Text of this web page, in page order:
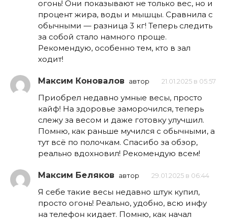
огонь! Они показывают не только вес, но и
процент жира, воды и мышцы. Сравнила с
обычными — разница 3 кг! Теперь следить
за собой стало намного проще.
Рекомендую, особенно тем, кто в зал
ходит!
Максим Коновалов автор 21.01.2025 в 05:57
Приобрел недавно умные весы, просто
кайф! На здоровье заморочился, теперь
слежу за весом и даже готовку улучшил.
Помню, как раньше мучился с обычными, а
тут всё по полочкам. Спасибо за обзор,
реально вдохновил! Рекомендую всем!
Максим Беляков автор 29.01.2025 в 06:44
Я себе такие весы недавно штук купил,
просто огонь! Реально, удобно, всю инфу
на телефон кидает. Помню, как начал